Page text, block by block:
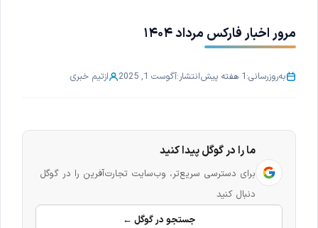
مرور اخبار فارکس مرداد ۱۴۰۴
به‌روزرسانی:1 هفته پیش انتشار:آگوست 1, 2025 ازتیم خبری
ما را در گوگل پیدا کنید
برای دسترسی سریع‌تر، وب‌سایت تجارت‌آفرین را در گوگل
دنبال کنید
جستجو در گوگل ←